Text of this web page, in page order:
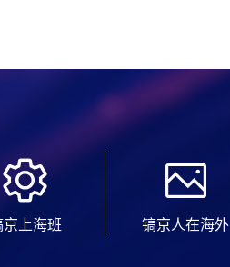
京上海班 镐京人在海外